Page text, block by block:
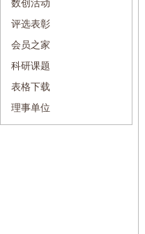
数创活动
评选表彰
会员之家
科研课题
表格下载
理事单位